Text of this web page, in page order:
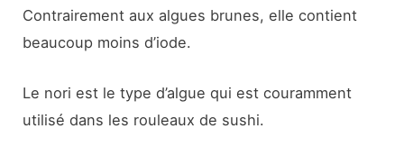
Contrairement aux algues brunes, elle contient
beaucoup moins d’iode.
Le nori est le type d’algue qui est couramment
utilisé dans les rouleaux de sushi.